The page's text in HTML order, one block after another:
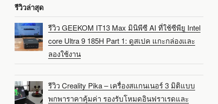
รีวิวล่าสุด
รีวิว GEEKOM IT13 Max มินิพีซี AI ที่ใช้ซีพียู Intel
core Ultra 9 185H Part 1: ดูสเปค แกะกล่องและ
ลองใช้งาน
รีวิว Creality Pika – เครื่องสแกนเนอร์ 3 มิติแบบ
พกพาราคาคุ้มค่า รองรับโหมดอินฟราเรดและ